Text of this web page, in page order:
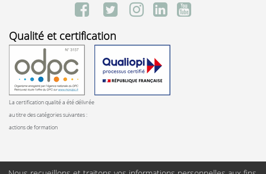
Qualité et certification
La certification qualité a été délivrée
au titre des catégories suivantes :
actions de formation